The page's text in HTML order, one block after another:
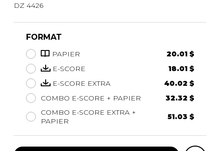
DZ 4426
FORMAT
PAPIER
20.01 $
E-SCORE
18.01 $
E-SCORE EXTRA
40.02 $
COMBO E-SCORE + PAPIER
32.32 $
COMBO E-SCORE EXTRA +
PAPIER
51.03 $